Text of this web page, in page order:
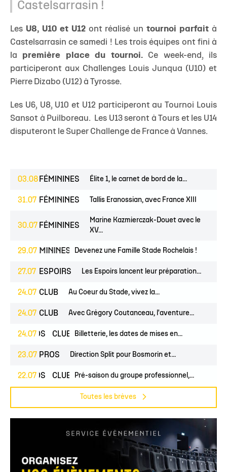
Castelsarrasin !
Les U8, U10 et U12ont réalisé untournoi parfait à
Castelsarrasin ce samedi ! Les trois équipes ont fini à
la première place du tournoi. Ce week-end, ils
participeront aux Challenges Louis Junqua (U10) et
Pierre Dizabo (U12) à Tyrosse.
Les U6, U8, U10 et U12 participeront au Tournoi Louis
Sansot à Puilboreau. Les U13 seront à Tours et les U14
disputeront le Super Challenge de France à Vannes.
03.08 FÉMININES Élite 1, le carnet de bord de la...
31.07 FÉMININES Tallis Eranossian, avec France XIII
30.07 FÉMININES
Marine Kazmierczak-Douet avec le
XV...
29.07
FÉMININES CLUBDevenez une Famille Stade Rochelais !
27.07 ESPOIRS Les Espoirs lancent leur préparation...
24.07 CLUB Au Coeur du Stade, vivez la...
24.07 CLUB Avec Grégory Coutanceau, l'aventure...
24.07
PROS CLUB Billetterie, les dates de mises en...
23.07 PROS Direction Split pour Bosmorin et...
22.07
PROS CLUB Pré-saison du groupe professionnel,...
Toutes les brèves